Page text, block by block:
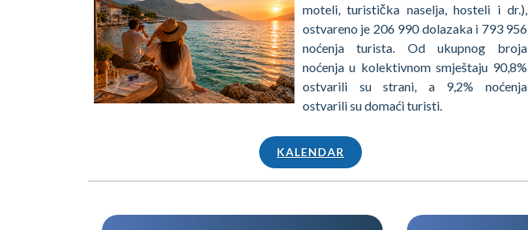
moteli, turistička naselja, hosteli i dr.),
ostvareno je 206 990 dolazaka i 793 956
noćenja turista. Od ukupnog broja
noćenja u kolektivnom smještaju 90,8%
ostvarili su strani, a 9,2% noćenja
ostvarili su domaći turisti.
KALENDAR